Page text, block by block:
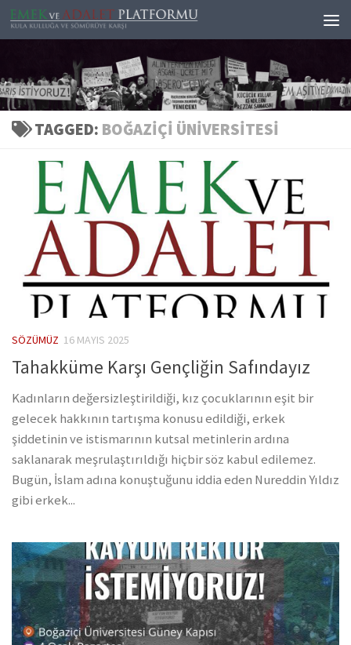
Skip to content
TAGGED: BOĞAZIÇI ÜNIVERSITESI
SÖZÜMÜZ 16 MAYIS 2025
Tahakküme Karşı Gençliğin Safındayız
Kadınların değersizleştirildiği, kız çocuklarının eşit bir
gelecek hakkının tartışma konusu edildiği, erkek
şiddetinin ve istismarının kutsal metinlerin ardına
saklanarak meşrulaştırıldığı hiçbir söz kabul edilemez.
Bugün, İslam adına konuştuğunu iddia eden Nureddin Yıldız
gibi erkek...